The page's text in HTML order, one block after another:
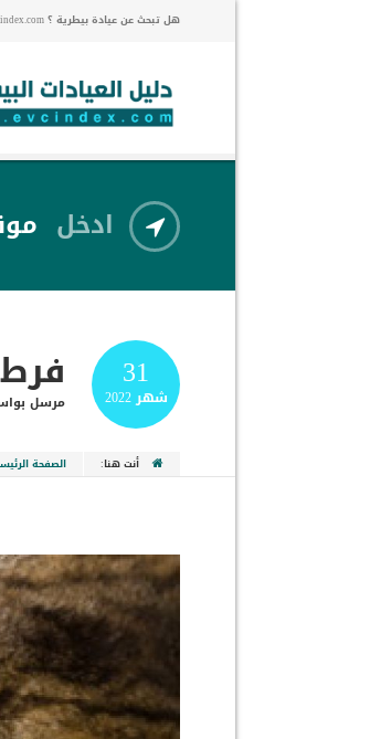
هل تبحث عن عيادة بيطرية ؟ contact@evcindex.com
ادخل
31
شهر2022 مرسل
أنت هنا: الصفحة